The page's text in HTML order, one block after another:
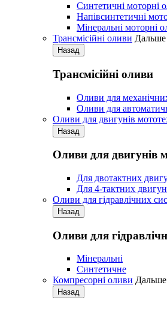
Синтетичні моторні
Напівсинтетичні
Мінеральні моторні
Трансмісійні оливи Дальше
Назад
Трансмісійні оливи
Оливи для
Оливи для
Оливи для двигунів
Назад
Оливи для двигунів
Для двотактних
Для 4-тактних
Оливи для гідравлічних
Назад
Оливи для
Мінеральні
Синтетичне
Компресорні оливи Дальше
Назад